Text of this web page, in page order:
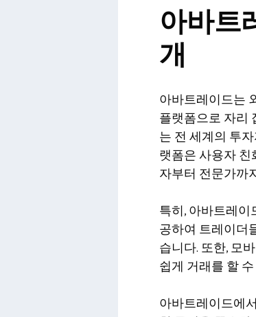
아바트
개
아바트레이드는
플랫폼으로 자리
는 전 세계의 투
랫폼은 사용자
자부터 전문가까
특히, 아바트레
공하여 트레이더
습니다. 또한, 모
쉽게 거래를 할
아바트레이드에